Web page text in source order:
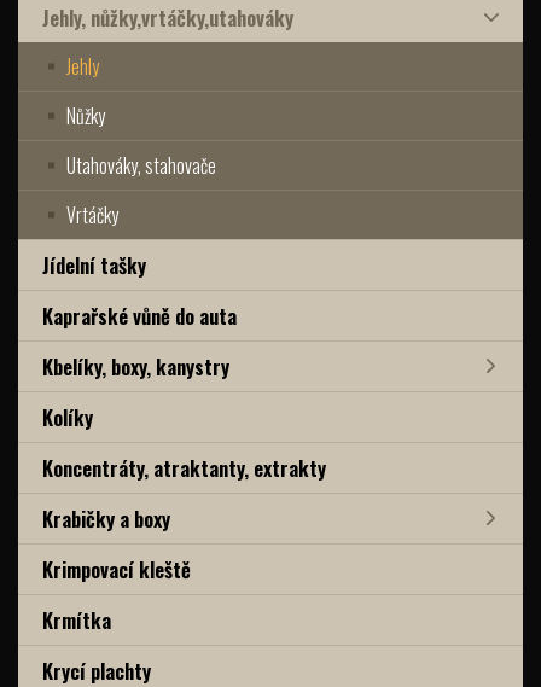
Jehly, nůžky,vrtáčky,utahováky
Jehly
Nůžky
Utahováky, stahovače
Vrtáčky
Jídelní tašky
Kaprařské vůně do auta
Kbelíky, boxy, kanystry
Kolíky
Koncentráty, atraktanty, extrakty
Krabičky a boxy
Krimpovací kleště
Krmítka
Krycí plachty